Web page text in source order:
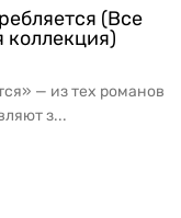
(Все
коллекция)
— из тех романов
з...